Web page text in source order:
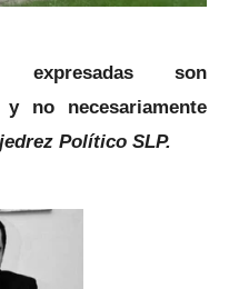
son
no necesariamente
Político SLP.